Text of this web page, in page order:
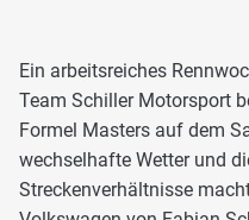
Ein arbeitsreiches
Team Schiller Motorsport
Formel Masters auf dem
wechselhafte Wetter und
Streckenverhältnisse